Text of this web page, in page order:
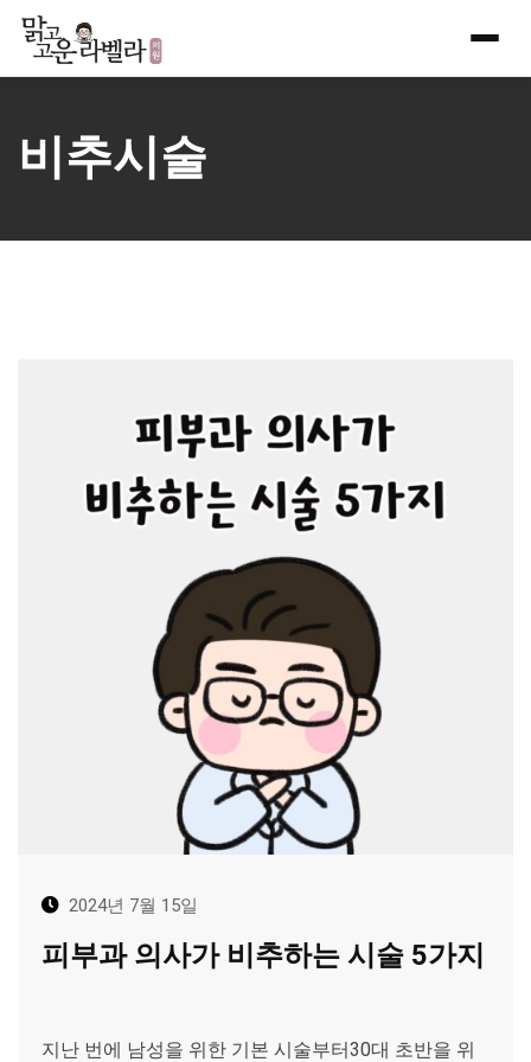
Skip
content
비추시술
2024년 7월 15일
피부과 의사가 비추하는 시술 5가지
지난 번에 남성을 위한 기본 시술부터30대 초반을 위